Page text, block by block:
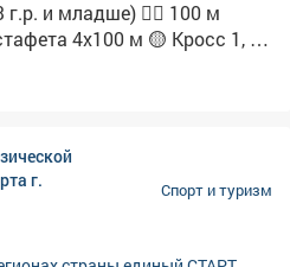
главный
г.
Спорт и туризм